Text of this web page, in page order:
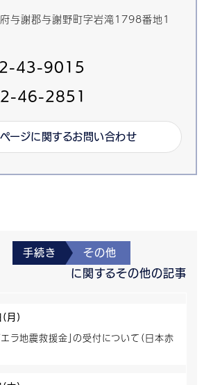
与謝郡与謝野町字岩滝1798番地1
43-9015
46-2851
ージに関するお問い合わせ
手続き その他
に関するその他の記事
月)
エラ地震救援金」の受付について（日本赤